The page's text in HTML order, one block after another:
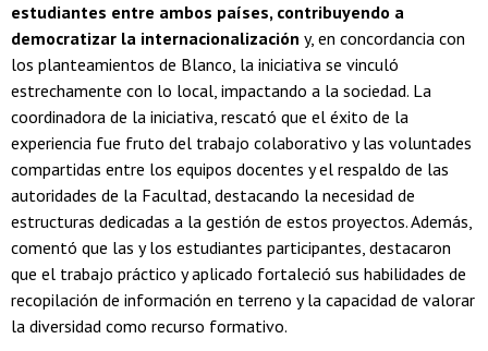
estudiantes entre ambos países, contribuyendo a
democratizar la internacionalización y, en concordancia con
los planteamientos de Blanco, la iniciativa se vinculó
estrechamente con lo local, impactando a la sociedad. La
coordinadora de la iniciativa, rescató que el éxito de la
experiencia fue fruto del trabajo colaborativo y las voluntades
compartidas entre los equipos docentes y el respaldo de las
autoridades de la Facultad, destacando la necesidad de
estructuras dedicadas a la gestión de estos proyectos. Además,
comentó que las y los estudiantes participantes, destacaron
que el trabajo práctico y aplicado fortaleció sus habilidades de
recopilación de información en terreno y la capacidad de valorar
la diversidad como recurso formativo.